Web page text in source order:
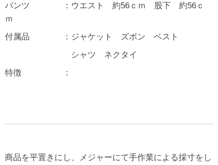
パンツ ：ウエスト 約56ｃｍ 股下 約56ｃ
ｍ
付属品 ：ジャケット ズボン ベスト
シャツ ネクタイ
特徴 ：
商品を平置きにし、メジャーにて手作業による採寸をし